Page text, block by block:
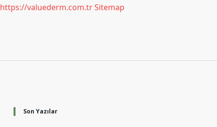
https://valuederm.com.trSitemap
Son Yazılar